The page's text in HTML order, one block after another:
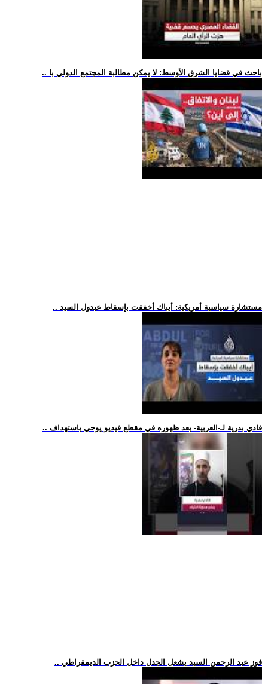
.. باحث في قضايا الشرق الأوسط: لا يمكن مطالبة المجتمع الدولي با
.. مستشارة سياسية أمريكية: أيباك أخفقت بإسقاط عبدول السيد
.. فادي بدرية لـ-العربية- بعد ظهوره في مقطع فيديو يوحي باستهداف
.. فوز عبد الرحمن السيد يشعل الجدل داخل الحزب الديمقراطي